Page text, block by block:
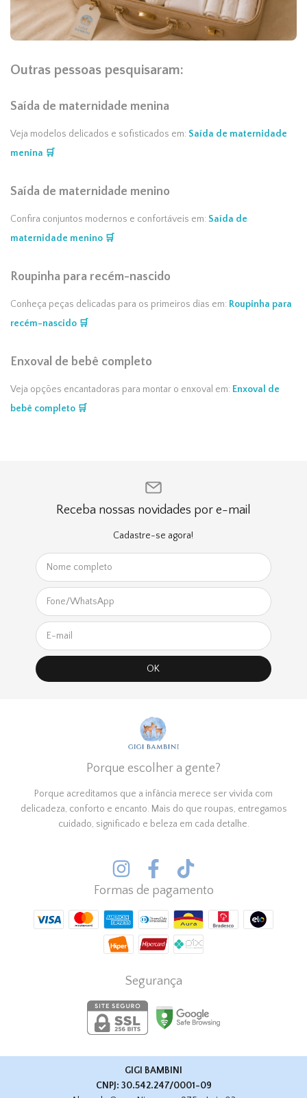
Outras pessoas pesquisaram:
Saída de maternidade menina
Veja modelos delicados e sofisticados em: Saída de maternidade
menina 🛒
Saída de maternidade menino
Confira conjuntos modernos e confortáveis em: Saída de
maternidade menino 🛒
Roupinha para recém-nascido
Conheça peças delicadas para os primeiros dias em: Roupinha para
recém-nascido 🛒
Enxoval de bebê completo
Veja opções encantadoras para montar o enxoval em: Enxoval de
bebê completo 🛒
Receba nossas novidades por e-mail
Cadastre-se agora!
Porque escolher a gente?
Porque acreditamos que a infância merece ser vivida com
delicadeza, conforto e encanto. Mais do que roupas, entregamos
cuidado, significado e beleza em cada detalhe.
Formas de pagamento
Segurança
GIGI BAMBINI
CNPJ: 30.542.247/0001-09